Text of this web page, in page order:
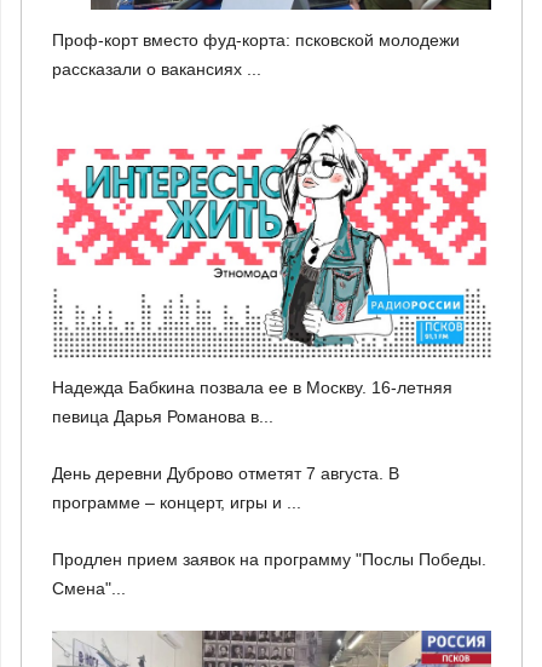
Проф-корт вместо фуд-корта: псковской молодежи
рассказали о вакансиях ...
Надежда Бабкина позвала ее в Москву. 16-летняя
певица Дарья Романова в...
День деревни Дуброво отметят 7 августа. В
программе – концерт, игры и ...
Продлен прием заявок на программу "Послы Победы.
Смена"...